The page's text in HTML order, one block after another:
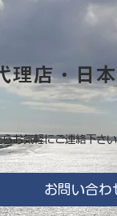
理店・日
お気軽にご連絡下さ
お問い合わ